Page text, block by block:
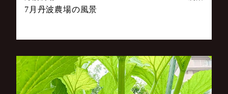
7月丹波農場の風景